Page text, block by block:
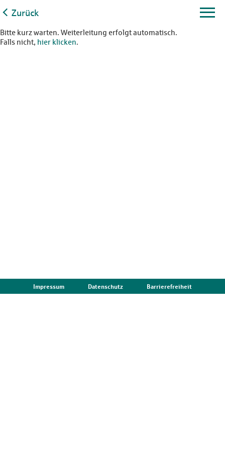
Zurück
Bitte kurz warten. Weiterleitung erfolgt automatisch.
Falls nicht, hier klicken.
Impressum Datenschutz Barrierefreiheit